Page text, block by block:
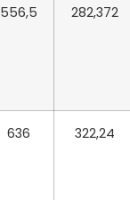
556,5 282,372
636 322,24